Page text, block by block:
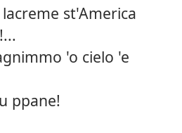
st'America
'o cielo 'e
ppane!